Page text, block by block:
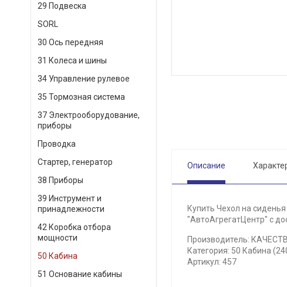
29 Подвеска
SORL
30 Ось передняя
31 Колеса и шины
34 Управление рулевое
35 Тормозная система
37 Электрооборудование,
приборы
Проводка
Стартер, генератор
38 Приборы
39 Инструмент и
принадлежности
42 Коробка отбора
мощности
50 Кабина
51 Основание кабины
Описание
Купить Чехол на
"АвтоАгрегатЦентр" с
Производитель:
Категория: 50 Кабина
Артикул: 457